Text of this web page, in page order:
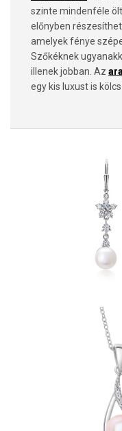
szinte mindenféle
előnyben
amelyek fénye
Szőkéknek
illenek jobban. Az
egy kis luxust is